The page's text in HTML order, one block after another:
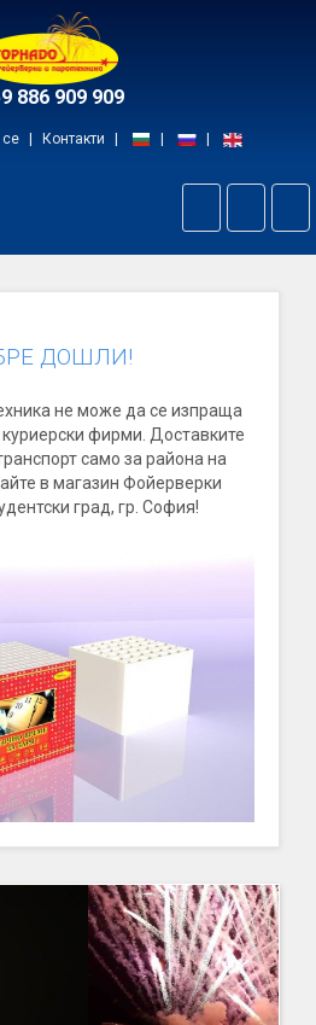
886 909 909
се Контакти
на
ДОШЛИ!
не може да се изпраща
фирми. Доставките
само за района на
в магазин Фойерверки
град, гр. София!